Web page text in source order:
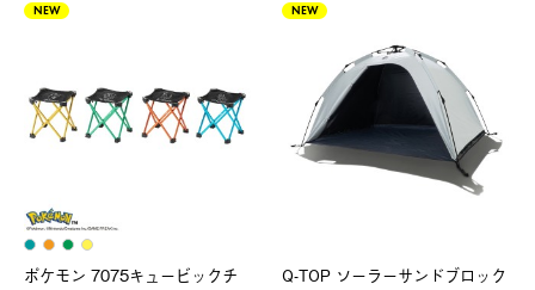
NEW
ポケモン 7075キュービックチ
NEW
Q-TOP ソーラーサンドブロック